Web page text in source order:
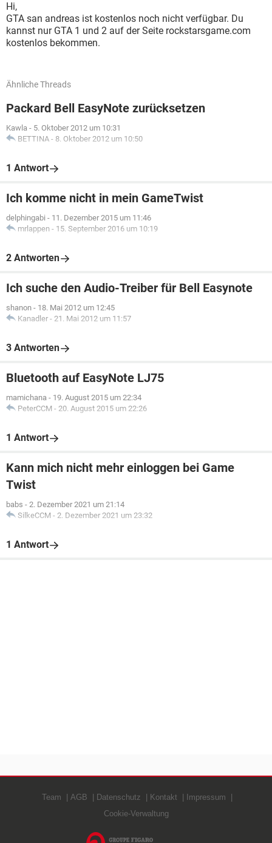
Hi,
GTA san andreas ist kostenlos noch nicht verfügbar. Du
kannst nur GTA 1 und 2 auf der Seite rockstarsgame.com
kostenlos bekommen.
Ähnliche Threads
Packard Bell EasyNote zurücksetzen
Kawla - 5. Oktober 2012 um 10:31
BETTINA - 8. Oktober 2012 um 10:50
1 Antwort
Ich komme nicht in mein GameTwist
delphingabi - 11. Dezember 2015 um 11:46
mrlappen - 15. September 2016 um 10:19
2 Antworten
Ich suche den Audio-Treiber für Bell Easynote
shanon - 18. Mai 2012 um 12:45
Kanadler - 21. Mai 2012 um 11:57
3 Antworten
Bluetooth auf EasyNote LJ75
mamichana - 19. August 2015 um 22:34
PeterCCM - 20. August 2015 um 22:26
1 Antwort
Kann mich nicht mehr einloggen bei Game
Twist
babs - 2. Dezember 2021 um 21:14
SilkeCCM - 2. Dezember 2021 um 23:32
1 Antwort
Team AGB Datenschutz Kontakt
Impressum
Cookie-Verwaltung